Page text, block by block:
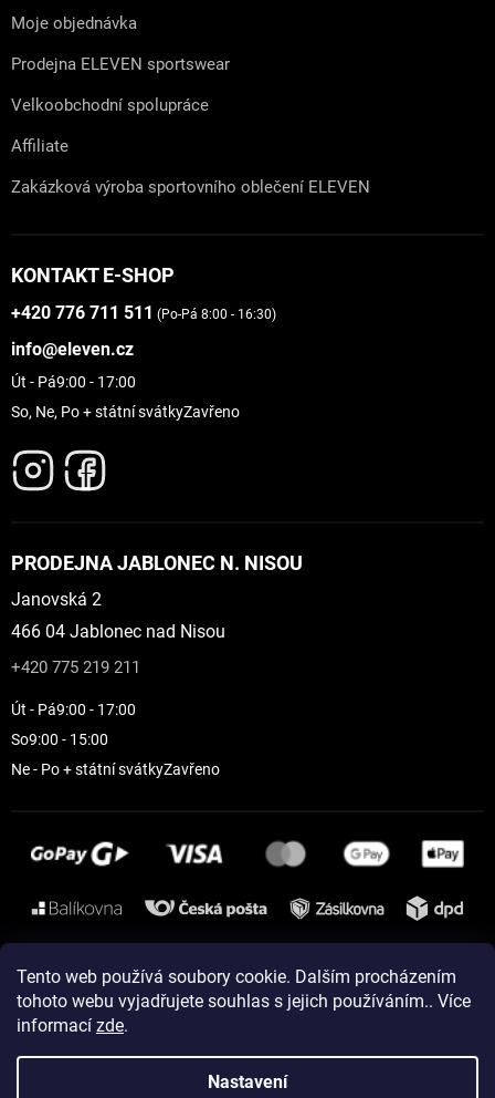
Tento web používá soubory cookie. Dalším procházením
tohoto webu vyjadřujete souhlas s jejich používáním.. Více
informací zde.
Nastavení
Moje objednávka
Prodejna ELEVEN sportswear
Velkoobchodní spolupráce
Affiliate
Zakázková výroba sportovního oblečení ELEVEN
KONTAKT E-SHOP
+420 776 711 511 (Po-Pá 8:00 - 16:30)
info@eleven.cz
Út - Pá9:00 - 17:00
So, Ne, Po + státní svátkyZavřeno
PRODEJNA JABLONEC N. NISOU
Janovská 2
466 04 Jablonec nad Nisou
+420 775 219 211
Út - Pá9:00 - 17:00
So9:00 - 15:00
Ne - Po + státní svátkyZavřeno
Instagram
Vytvořil Shoptet